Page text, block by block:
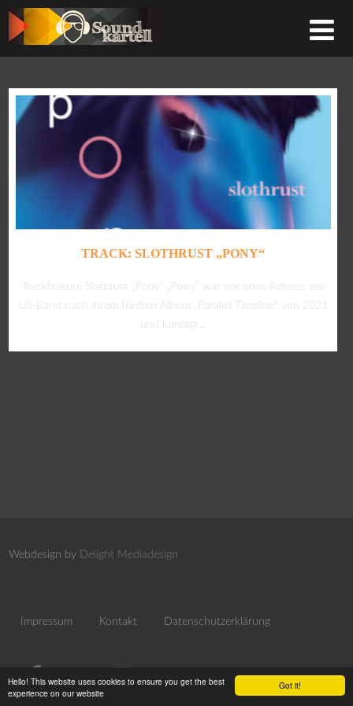
Got it!
Hello! This website uses cookies to ensure you get the best
experience on our website
TRACK: SLOTHRUST „PONY“
Trackfeature Slothrust „Pony“ „Pony“ war der erste Release der
US-Band nach ihrem fünften Album „Parallel Timeline“ von 2021
und kündigt...
Webdesign by Delight Mediadesign
Impressum Kontakt Datenschutzerklärung